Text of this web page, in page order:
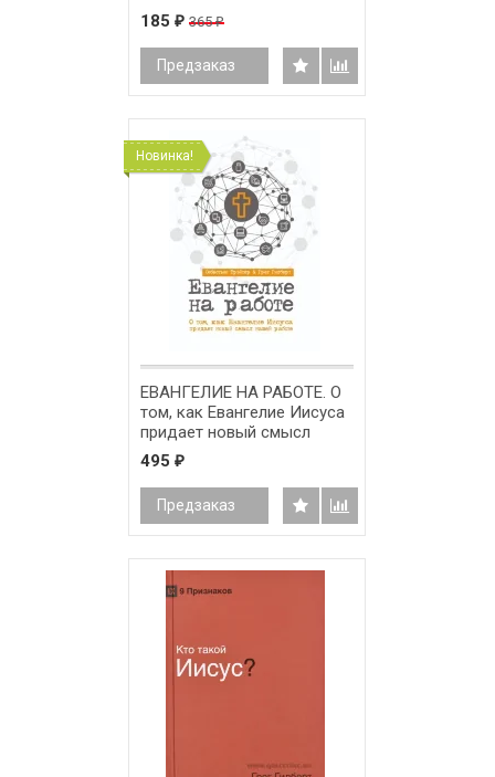
185 ₽ 365₽
Предзаказ
Новинка!
ЕВАНГЕЛИЕ НА РАБОТЕ. О
том, как Евангелие Иисуса
придает новый смысл
нашей работе. Себастьян
Трейтер и Грег Гилберт
495 ₽
Предзаказ